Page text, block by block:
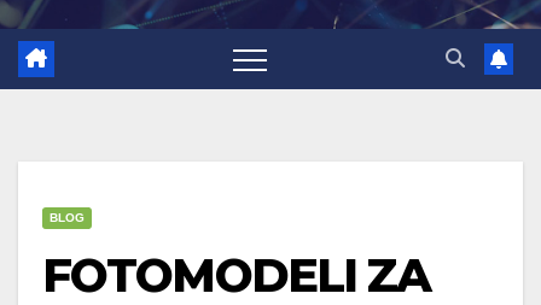
BLOG
FOTOMODELI ZA